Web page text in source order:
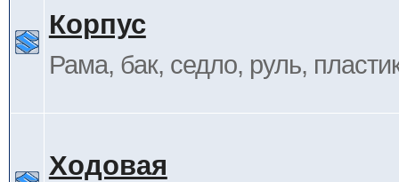
Корпус
Рама, бак, седло, руль,
Ходовая